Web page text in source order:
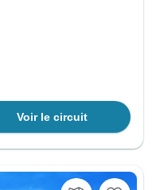
Voir le circuit